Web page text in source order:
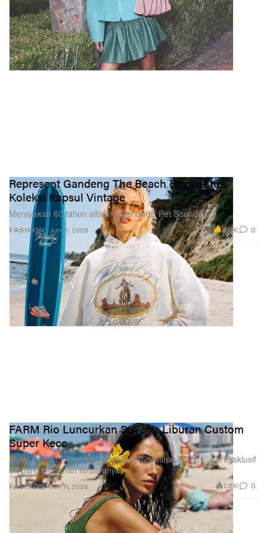
FASHION
Represent Gandeng The Beach Boys untuk
Koleksi Kapsul Vintage
Merayakan 60 tahun album legendaris ‘Pet Sounds’.
Jun 11, 2026 6.0K 0
FASHION
FARM Rio Luncurkan Suvenir Liburan Custom
Super Kece
Mulai dari tote, topi hingga aksesori destinasi yang dijual eksklusif
di ruang musiman terbarunya.
Jun 11, 2026 1.6K 0